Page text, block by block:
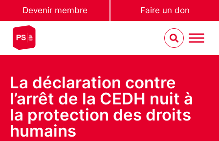
Devenir membre Faire un don
La déclaration contre
l’arrêt de la CEDH nuit à
la protection des droits
humains